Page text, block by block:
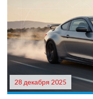
28 декабря 2025